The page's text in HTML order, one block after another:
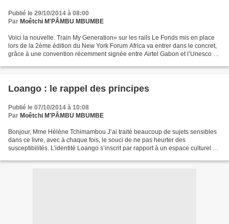
Publié le 29/10/2014 à 08:00
Par Moêtchi M'PÂMBU MBUMBE
Voici la nouvelle. Train My Generation» sur les rails Le Fonds mis en place
lors de la 2ème édition du New York Forum Africa va entrer dans le concret,
grâce à une convention récemment signée entre Airtel Gabon et l’Unesco et
Loango : le rappel des principes
Publié le 07/10/2014 à 10:08
Par Moêtchi M'PÂMBU MBUMBE
Bonjour, Mme Hélène Tchimambou J’ai traité beaucoup de sujets sensibles
dans ce livre, avec à chaque fois, le souci de ne pas heurter des
susceptibilités. L’identité Loango s’inscrit par rapport à un espace culturel et